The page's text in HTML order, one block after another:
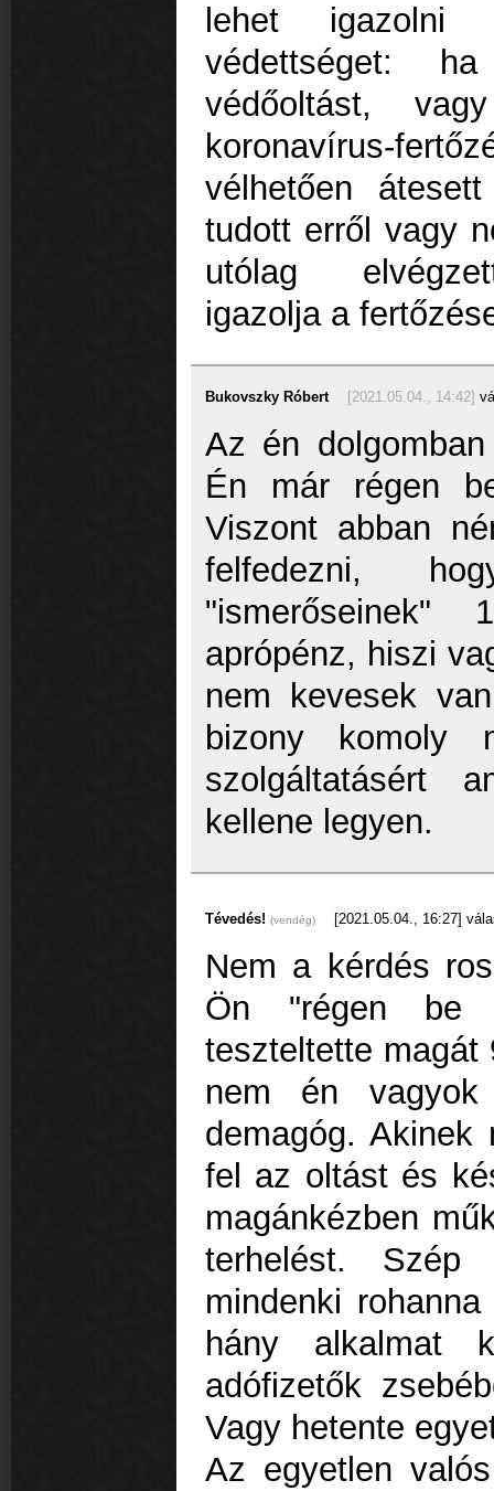
lehet igazolni
védettséget:
védőoltást,
koronavírus-
vélhetően
tudott erről vagy
utólag
igazolja a
Bukovszky Róbert [2021.05.04., 14:42]
Az én
Én már régen
Viszont abban
felfedezni,
aprópénz, hiszi
nem kevesek
bizony komoly
szolgáltatásért
kellene legyen.
Tévedés! (vendég) [2021.05.04., 16:27]
Nem a kérdés
Ön "régen be
teszteltette magát
nem én vagyok
demagóg.
fel az oltást és
magánkézben
terhelést.
mindenki
hány alkalmat
adófizetők
Vagy hetente
Az egyetlen